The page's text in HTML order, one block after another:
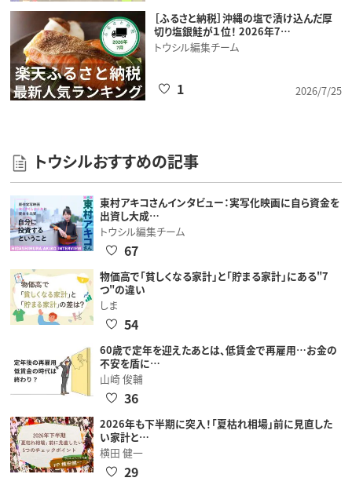
［ふるさと納税］沖縄の塩で漬け込んだ厚
切り塩銀鮭が１位！ 2026年7…
トウシル編集チーム
2026/7/25
1
トウシルおすすめの記事
東村アキコさんインタビュー：実写化映画に自ら資金を
出資し大成…
トウシル編集チーム
67
物価高で「貧しくなる家計」と「貯まる家計」にある"7
つ"の違い
しま
54
60歳で定年を迎えたあとは、低賃金で再雇用…お金の
不安を盾に…
山崎 俊輔
36
2026年も下半期に突入！「夏枯れ相場」前に見直した
い家計と…
横田 健一
29